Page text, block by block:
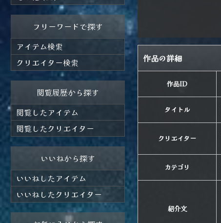
作品の詳細
作品ID
タイトル
クリエイター
カテゴリ
紹介文
フリーワードで探す
アイテム検索
クリエイター検索
閲覧履歴から探す
閲覧したアイテム
閲覧したクリエイター
いいねから探す
いいねしたアイテム
いいねしたクリエイター